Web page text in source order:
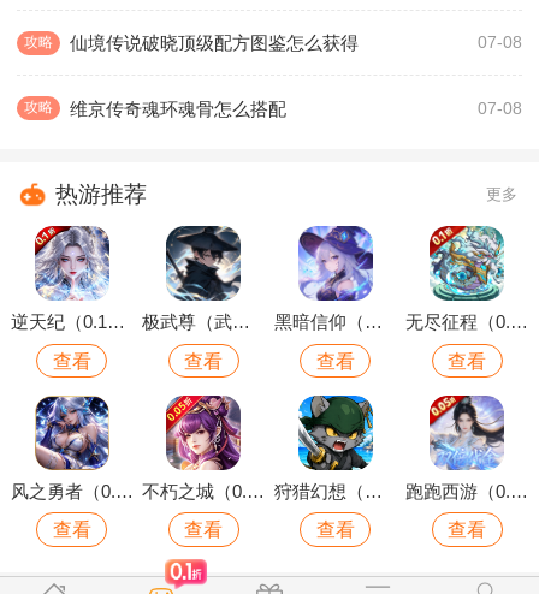
攻略 仙境传说破晓顶级配方图鉴怎么获得 07-08
攻略 维京传奇魂环魂骨怎么搭配 07-08
热游推荐 更多
逆天纪（0.1折万抽真充版）
查看
极武尊（武林论剑）
查看
黑暗信仰（魔法远征）
查看
无尽征程（0.1折每天送6480代金卷）
查看
风之勇者（0.1折开局送千抽）
查看
不朽之城（0.05折开局送自选金将）
查看
狩猎幻想（内置0.1折上线送千抽）
查看
跑跑西游（0.05折双倍代金买断版）
查看